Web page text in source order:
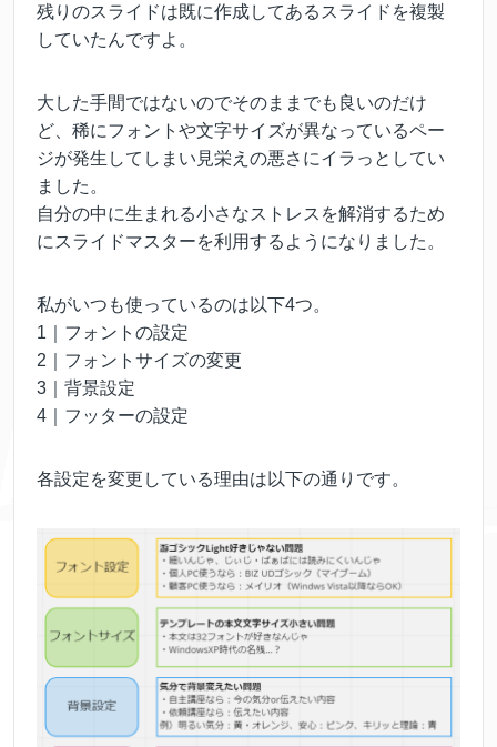
残りのスライドは既に作成してあるスライドを複製
していたんですよ。
大した手間ではないのでそのままでも良いのだけ
ど、稀にフォントや文字サイズが異なっているペー
ジが発生してしまい見栄えの悪さにイラっとしてい
ました。
自分の中に生まれる小さなストレスを解消するため
にスライドマスターを利用するようになりました。
私がいつも使っているのは以下4つ。
1｜フォントの設定
2｜フォントサイズの変更
3｜背景設定
4｜フッターの設定
各設定を変更している理由は以下の通りです。